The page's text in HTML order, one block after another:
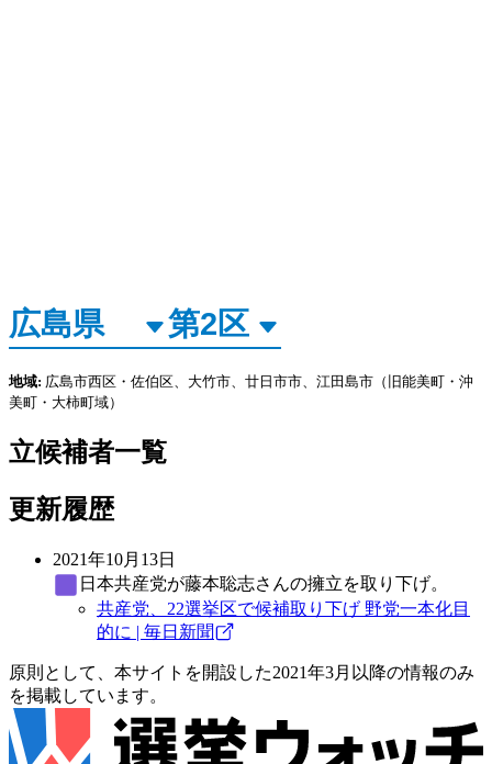
地域: 広島市西区・佐伯区、大竹市、廿日市市、江田島市（旧能美町・沖
美町・大柿町域）
立候補者一覧
更新履歴
2021年10月13日
日本共産党が藤本聡志さんの擁立を取り下げ。
共産党、22選挙区で候補取り下げ 野党一本化目
的に | 毎日新聞
原則として、本サイトを開設した2021年3月以降の情報のみ
を掲載しています。